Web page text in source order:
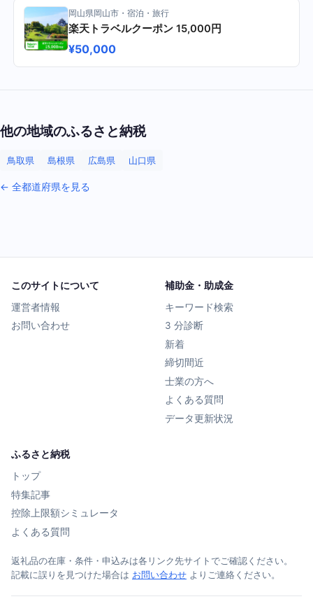
岡山県岡山市・宿泊・旅行
楽天トラベルクーポン 15,000円
¥50,000
他の地域のふるさと納税
鳥取県 島根県 広島県 山口県
← 全都道府県を見る
このサイトについて
運営者情報
お問い合わせ
補助金・助成金
キーワード検索
3 分診断
新着
締切間近
士業の方へ
よくある質問
データ更新状況
ふるさと納税
トップ
特集記事
控除上限額シミュレータ
よくある質問
返礼品の在庫・条件・申込みは各リンク先サイトでご確認ください。
記載に誤りを見つけた場合は お問い合わせ よりご連絡ください。